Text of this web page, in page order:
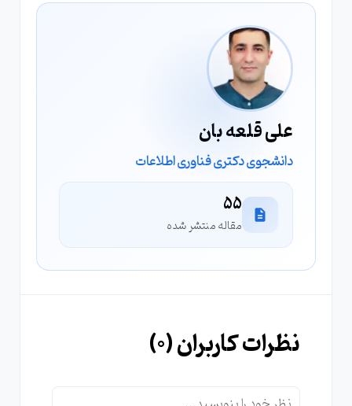
علی قلعه بان
دانشجوی دکتری فناوری اطلاعات
55
مقاله منتشر شده
نظرات کاربران (0
)